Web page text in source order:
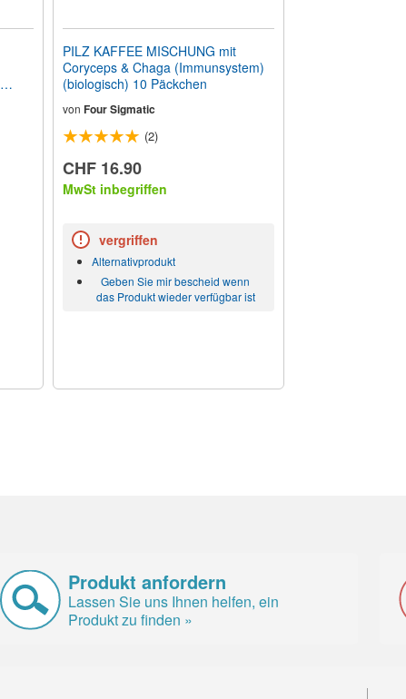
PILZ KAFFEE MISCHUNG mit
Coryceps & Chaga (Immunsystem)
(biologisch) 10 Päckchen
von Four Sigmatic
(2)
CHF 16.90
MwSt inbegriffen
vergriffen
Alternativprodukt
Geben Sie mir bescheid wenn
das Produkt wieder verfügbar ist
Produkt anfordern
Lassen Sie uns Ihnen helfen, ein
Produkt zu finden »